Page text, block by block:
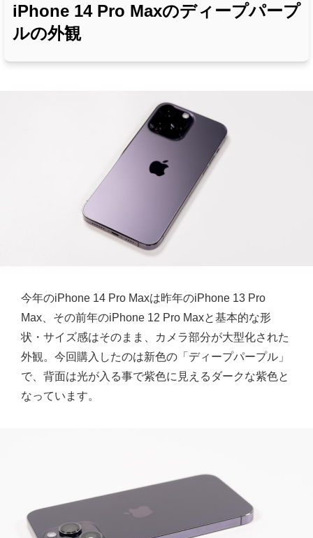
iPhone 14 Pro Maxのディープパープ
ルの外観
今年のiPhone 14 Pro Maxは昨年のiPhone 13 Pro
Max、その前年のiPhone 12 Pro Maxと基本的な形
状・サイズ感はそのまま、カメラ部分が大型化された
外観。今回購入したのは新色の「ディープパープル」
で、背面は光が入る事で紫色に見えるダークな紫色と
なっています。